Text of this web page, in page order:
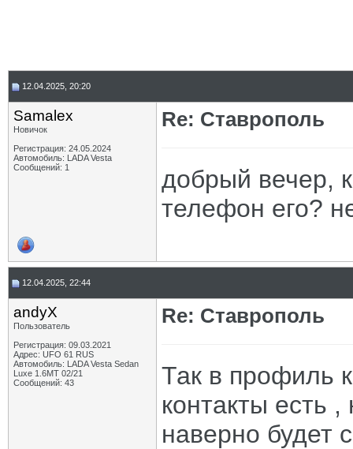
12.04.2025, 20:20
Samalex
Новичок
Регистрация: 24.05.2024
Автомобиль: LADA Vesta
Сообщений: 1
Re: Ставрополь
добрый вечер,
телефон его?
12.04.2025, 22:44
andyX
Пользователь
Регистрация: 09.03.2021
Адрес: UFO 61 RUS
Автомобиль: LADA Vesta Sedan
Luxe 1.6MT 02/21
Сообщений: 43
Re: Ставрополь
Так в профиль
контакты есть
наверно будет